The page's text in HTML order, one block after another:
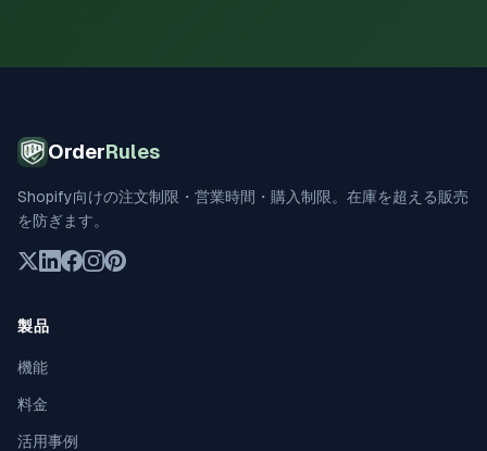
OrderRules
Shopify向けの注文制限・営業時間・購入制限。在庫を超える販売
を防ぎます。
製品
機能
料金
活用事例